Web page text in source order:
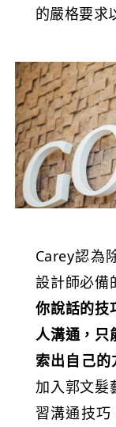
的嚴格要求
Carey認為
設計師必備
你說話的技
人溝通，只
索出自己的
加入郭文髮
習溝通技